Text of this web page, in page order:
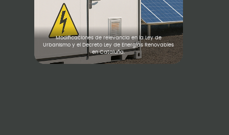
Modificaciones de relevancia en la Ley de
Urbanismo y el Decreto Ley de Energías Renovables
en Cataluña.